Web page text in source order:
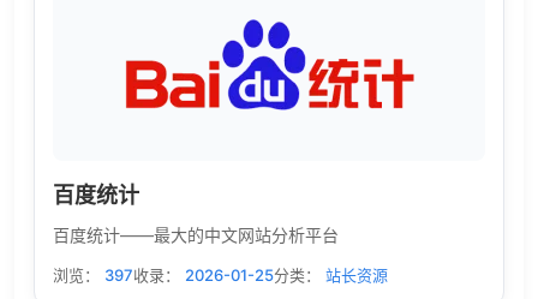
百度统计
百度统计——最大的中文网站分析平台
浏览： 397收录： 2026-01-25分类： 站长资源